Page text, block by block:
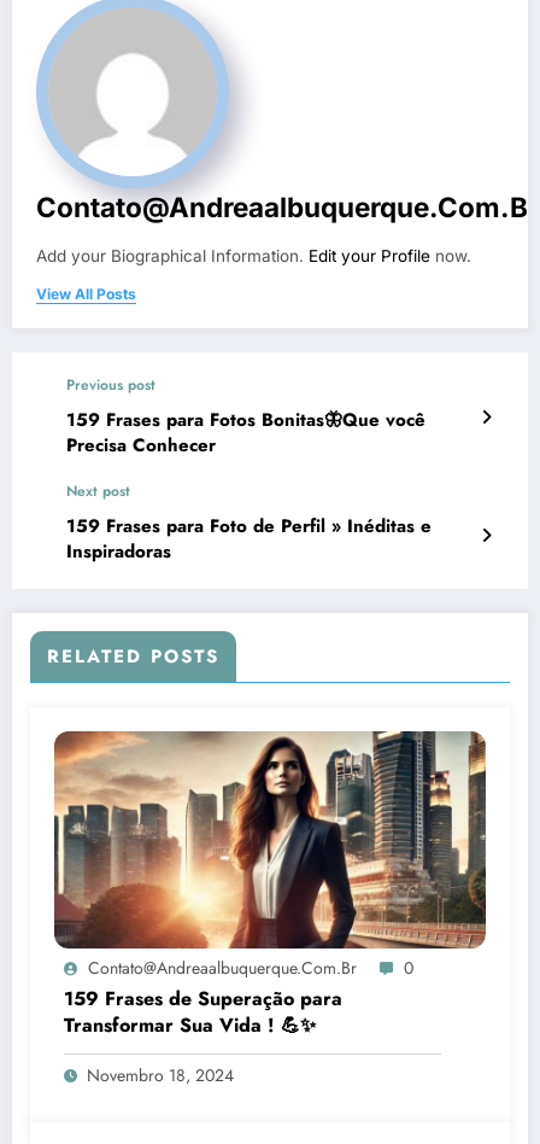
Contato@andreaalbuquerque.com.br
Add your Biographical Information. Edit your Profile now.
View All Posts
Previous post
159 Frases para Fotos Bonitas🦋Que você
Precisa Conhecer
Next post
159 Frases para Foto de Perfil » Inéditas e
Inspiradoras
RELATED POSTS
Contato@andreaalbuquerque.com.br 0
159 Frases de Superação para
Transformar Sua Vida ! 💪✨
Novembro 18, 2024